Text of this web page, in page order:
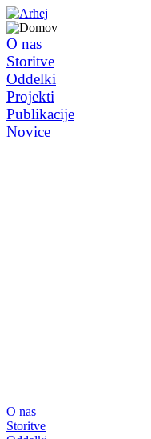
O nas
Storitve
Oddelki
Projekti
Publikacije
Novice
O nas
Storitve